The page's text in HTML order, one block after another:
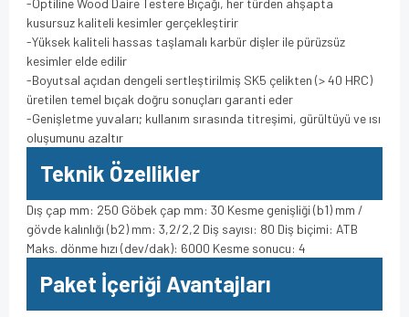
-Optiline Wood Daire Testere Bıçağı, her türden ahşapta
kusursuz kaliteli kesimler gerçekleştirir
-Yüksek kaliteli hassas taşlamalı karbür dişler ile pürüzsüz
kesimler elde edilir
-Boyutsal açıdan dengeli sertleştirilmiş SK5 çelikten (> 40 HRC)
üretilen temel bıçak doğru sonuçları garanti eder
-Genişletme yuvaları; kullanım sırasında titreşimi, gürültüyü ve ısı
oluşumunu azaltır
Teknik Özellikler
Dış çap mm: 250 Göbek çap mm: 30 Kesme genişliği (b1) mm /
gövde kalınlığı (b2) mm: 3,2/2,2 Diş sayısı: 80 Diş biçimi: ATB
Maks. dönme hızı (dev/dak): 6000 Kesme sonucu: 4
Paket İçeriği Avantajları